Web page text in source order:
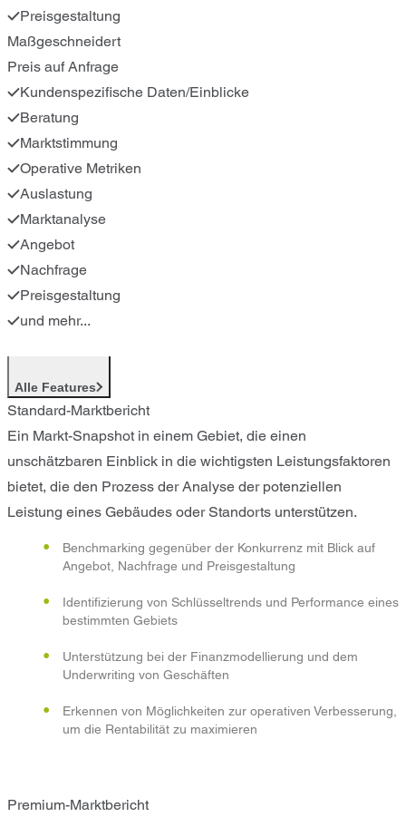
Preisgestaltung
Maßgeschneidert
Preis auf Anfrage
Kundenspezifische Daten/Einblicke
Beratung
Marktstimmung
Operative Metriken
Auslastung
Marktanalyse
Angebot
Nachfrage
Preisgestaltung
und mehr...
Alle Features
Standard-Marktbericht
Ein Markt-Snapshot in einem Gebiet, die einen
unschätzbaren Einblick in die wichtigsten Leistungsfaktoren
bietet, die den Prozess der Analyse der potenziellen
Leistung eines Gebäudes oder Standorts unterstützen.
Benchmarking gegenüber der Konkurrenz mit Blick auf
Angebot, Nachfrage und Preisgestaltung
Identifizierung von Schlüsseltrends und Performance eines
bestimmten Gebiets
Unterstützung bei der Finanzmodellierung und dem
Underwriting von Geschäften
Erkennen von Möglichkeiten zur operativen Verbesserung,
um die Rentabilität zu maximieren
Premium-Marktbericht